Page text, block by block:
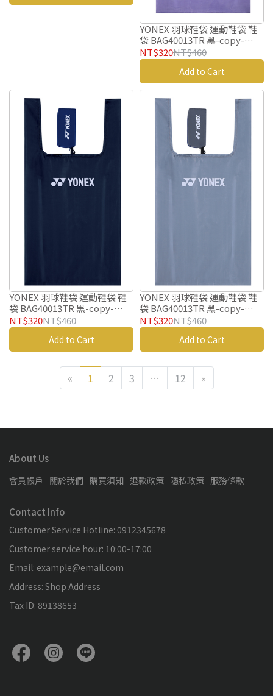
YONEX 羽球鞋袋 運動鞋袋 鞋
袋 BAG40013TR 黑-copy-
copy-copy-copy
NT$320NT$460
Add to Cart
YONEX 羽球鞋袋 運動鞋袋 鞋
袋 BAG40013TR 黑-copy-
copy-copy
NT$320NT$460
Add to Cart
YONEX 羽球鞋袋 運動鞋袋 鞋
袋 BAG40013TR 黑-copy-
copy
NT$320NT$460
Add to Cart
« 1 2 3 … 12 »
About Us
會員帳戶 關於我們 購買須知 退款政策 隱私政策 服務條款
Contact Info
Customer Service Hotline: 0912345678
Customer service hour: 10:00-17:00
Email: example@email.com
Address: Shop Address
Tax ID: 89138653